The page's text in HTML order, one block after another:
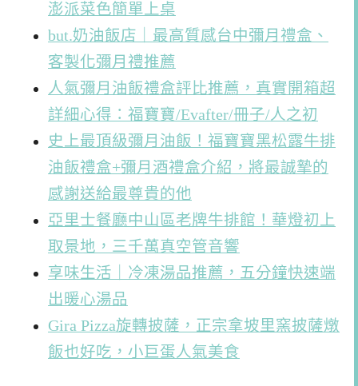
澎派菜色簡單上桌
but.奶油飯店｜最高質感台中彌月禮盒、
客製化彌月禮推薦
人氣彌月油飯禮盒評比推薦，真實開箱超
詳細心得：福寶寶/Evafter/冊子/人之初
史上最頂級彌月油飯！福寶寶黑松露牛排
油飯禮盒+彌月酒禮盒介紹，將最誠摯的
感謝送給最尊貴的他
亞里士餐廳中山區老牌牛排館！華燈初上
取景地，三千萬真空管音響
享味生活｜冷凍湯品推薦，五分鐘快速端
出暖心湯品
Gira Pizza旋轉披薩，正宗拿坡里窯披薩燉
飯也好吃，小巨蛋人氣美食